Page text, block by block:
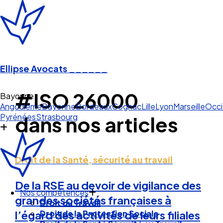
Ellipse Avocats
Bayonne
AngoulêmeBayonneBordeauxCognacLilleLyonMarseille
PyrénéesStrasbourg
Nos compétences
Droit du Travail
Droit de la Protection Sociale
#ISO 26000
dans nos articles
Droit de la Santé, sécurité au travail
De la RSE au devoir de vigilance des
grandes sociétés françaises à
l’égard des activités de leurs filiales